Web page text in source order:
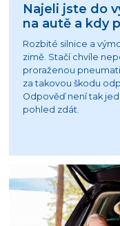
Najeli jste do
na autě a kdy
Rozbité silnice a
zimě. Stačí chvíle
proraženou
za takovou škodu
Odpověď není tak
pohled zdát.